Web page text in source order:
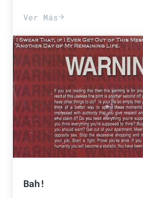
Ver Másesfuerzos conscientes
Bah!